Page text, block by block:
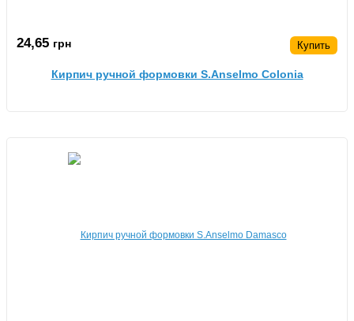
24,65 грн Купить
Кирпич ручной формовки S.Anselmo Colonia